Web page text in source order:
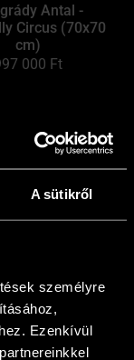
A sütikről
személyre
Ezenkívül
Antal -
Circus (70x70
cm)
000 Ft
- Szentendre
cm)
000Ft